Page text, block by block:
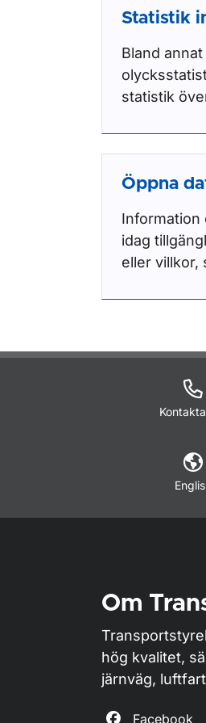
Statistik
Bland
statistik
Öppna
Information
idag
eller villkor,
Om
hög kvalitet,
järnväg,
Facebook